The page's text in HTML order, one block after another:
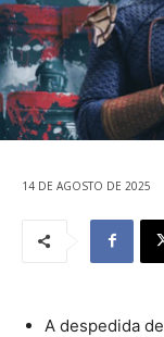
14 DE AGOSTO DE 2025
A despedida de